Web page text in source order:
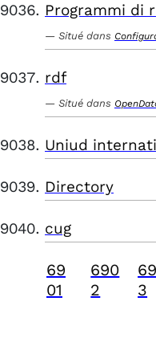
Programmi di
Situé dans
rdf
Situé dans
Uniud
Directory
cug
69
01
690
2
3